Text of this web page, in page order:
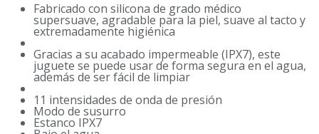
Fabricado con silicona de grado médico
supersuave, agradable para la piel, suave al tacto y
extremadamente higiénica
Gracias a su acabado impermeable (IPX7), este
juguete se puede usar de forma segura en el agua,
además de ser fácil de limpiar
11 intensidades de onda de presión
Modo de susurro
Estanco IPX7